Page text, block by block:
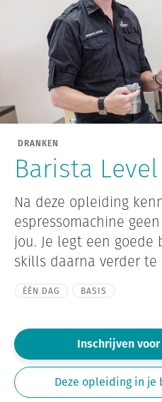
DRANKEN
Barista Level
Na deze opleiding
espressomachine
jou. Je legt een goede
skills daarna verder
ÉÉN DAG BASIS
Inschrijven
Deze opleiding in je